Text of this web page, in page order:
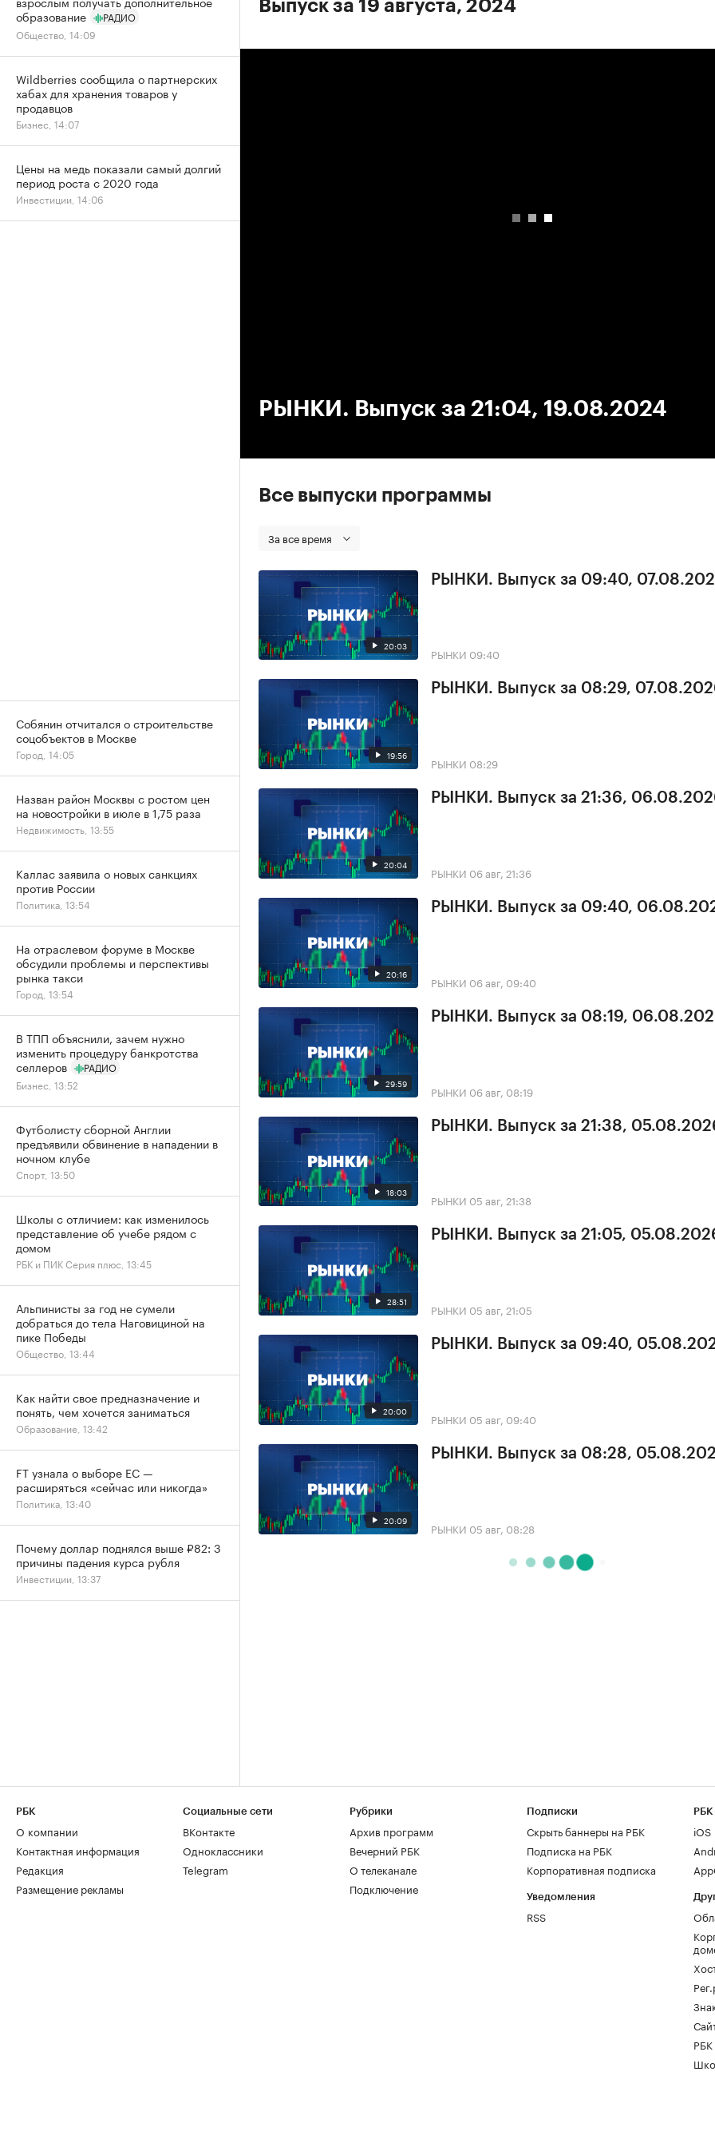
Выпуск за 19 августа, 2024
РЫНКИ. Выпуск за 21:04, 19.08.2024
Все выпуски программы
За все время
20:03
РЫНКИ. Выпуск за 09:40,
РЫНКИ 09:40
19:56
РЫНКИ. Выпуск за 08:29,
РЫНКИ 08:29
20:04
РЫНКИ. Выпуск за 21:36,
РЫНКИ 06 авг, 21:36
20:16
РЫНКИ. Выпуск за 09:40,
РЫНКИ 06 авг, 09:40
29:59
РЫНКИ. Выпуск за 08:19,
РЫНКИ 06 авг, 08:19
18:03
РЫНКИ. Выпуск за 21:38,
РЫНКИ 05 авг, 21:38
28:51
РЫНКИ. Выпуск за 21:05,
РЫНКИ 05 авг, 21:05
20:00
РЫНКИ. Выпуск за 09:40,
РЫНКИ 05 авг, 09:40
20:09
РЫНКИ. Выпуск за 08:28,
РЫНКИ 05 авг, 08:28
образование
РАДИО
Общество, 14:09
Wildberries сообщила о партнерских
хабах для хранения товаров у
продавцов
Бизнес, 14:07
Цены на медь показали самый долгий
период роста с 2020 года
Инвестиции, 14:06
Собянин отчитался о строительстве
соцобъектов в Москве
Город, 14:05
Назван район Москвы с ростом цен
на новостройки в июле в 1,75 раза
Недвижимость, 13:55
Каллас заявила о новых санкциях
против России
Политика, 13:54
На отраслевом форуме в Москве
обсудили проблемы и перспективы
рынка такси
Город, 13:54
В ТПП объяснили, зачем нужно
изменить процедуру банкротства
селлеров
РАДИО
Бизнес, 13:52
Футболисту сборной Англии
предъявили обвинение в нападении в
ночном клубе
Спорт, 13:50
Школы с отличием: как изменилось
представление об учебе рядом с
домом
РБК и ПИК Серия плюс, 13:45
Альпинисты за год не сумели
добраться до тела Наговициной на
пике Победы
Общество, 13:44
Как найти свое предназначение и
понять, чем хочется заниматься
Образование, 13:42
FT узнала о выборе ЕС —
расширяться «сейчас или никогда»
Политика, 13:40
Почему доллар поднялся выше ₽82: 3
причины падения курса рубля
Инвестиции, 13:37
РБК
О компании
Контактная информация
Редакция
Размещение рекламы
Социальные сети
ВКонтакте
Одноклассники
Telegram
Рубрики
Архив программ
Вечерний РБК
О телеканале
Подключение
Подписки
Скрыть баннеры на РБК
Подписка на РБК
Корпоративная подписка
Уведомления
RSS
РБК
iOS